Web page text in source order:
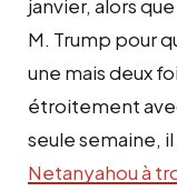
janvier, alors
M. Trump pour
une mais deux
étroitement
seule semaine, il
Netanyahou à